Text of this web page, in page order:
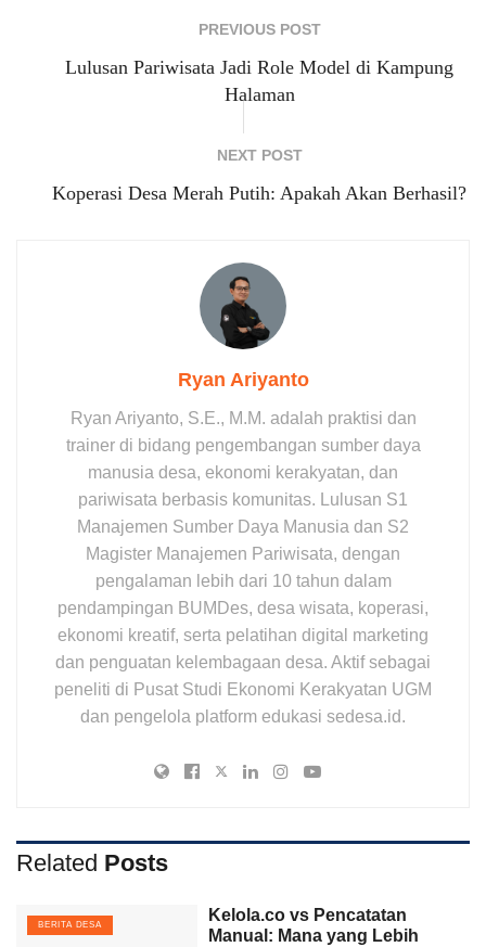
PREVIOUS POST
Lulusan Pariwisata Jadi Role Model di Kampung
Halaman
NEXT POST
Koperasi Desa Merah Putih: Apakah Akan Berhasil?
Ryan Ariyanto
Ryan Ariyanto, S.E., M.M. adalah praktisi dan
trainer di bidang pengembangan sumber daya
manusia desa, ekonomi kerakyatan, dan
pariwisata berbasis komunitas. Lulusan S1
Manajemen Sumber Daya Manusia dan S2
Magister Manajemen Pariwisata, dengan
pengalaman lebih dari 10 tahun dalam
pendampingan BUMDes, desa wisata, koperasi,
ekonomi kreatif, serta pelatihan digital marketing
dan penguatan kelembagaan desa. Aktif sebagai
peneliti di Pusat Studi Ekonomi Kerakyatan UGM
dan pengelola platform edukasi sedesa.id.
Related Posts
BERITA DESA
Kelola.co vs Pencatatan
Manual: Mana yang Lebih